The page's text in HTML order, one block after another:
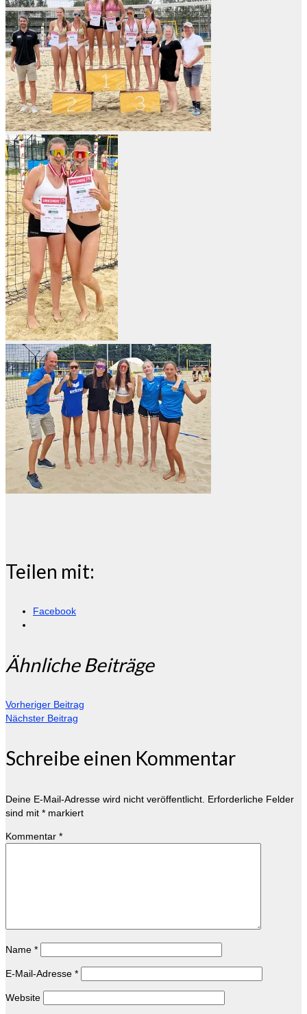
Teilen mit:
Facebook
Ähnliche Beiträge
Vorheriger Beitrag
Nächster Beitrag
Schreibe einen Kommentar
Deine E-Mail-Adresse wird nicht veröffentlicht. Erforderliche Felder
sind mit * markiert
Kommentar *
Name *
E-Mail-Adresse *
Website